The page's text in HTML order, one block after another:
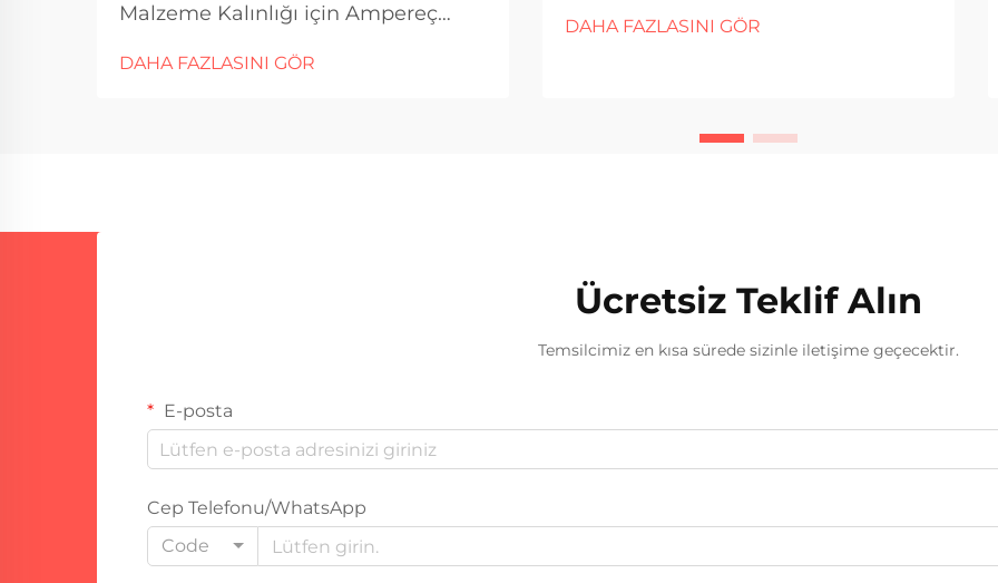
Malzeme Kalınlığı için Ampereç
kalınlıklarını kaynaklamak söz
DAHA FAZLASINI GÖR
işgücü maliyetleri Bu günlerde
DAHA FAZLASINI GÖR
Ücretsiz Teklif Alın
Temsilcimiz en kısa sürede sizinle iletişime geçecektir.
E-posta
Cep Telefonu/WhatsApp
Code